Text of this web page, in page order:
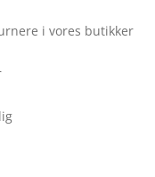
i vores butikker